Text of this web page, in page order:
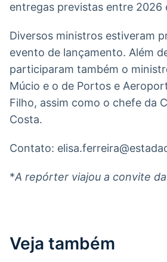
entregas previstas entre 2026
Diversos ministros estiveram
evento de lançamento. Além
participaram também o
Múcio e o de Portos e
Filho, assim como o chefe da
Costa.
Contato:
*A repórter viajou a convite
Veja também